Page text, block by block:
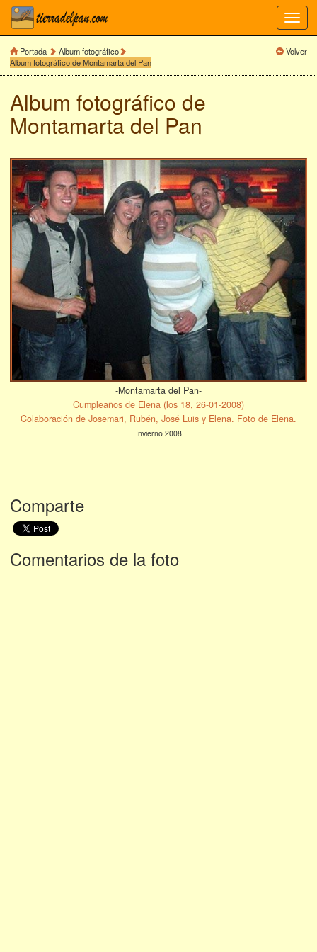
Portada
Album fotográfico
Album fotográfico de Montamarta del Pan
Volver
Album fotográfico de
Montamarta del Pan
-Montamarta del Pan-
Cumpleaños de Elena (los 18, 26-01-2008)
Colaboración de Josemari, Rubén, José Luis y Elena. Foto de Elena.
Invierno 2008
Comparte
Comentarios de la foto